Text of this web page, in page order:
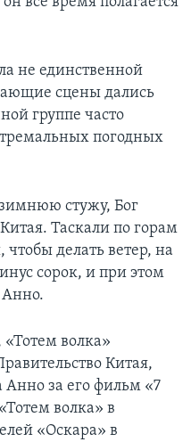
не единственной
сцены дались
группе часто
погодных
стужу, Бог
Таскали по горам
делать ветер, на
сорок, и при этом
Анно.
«Тотем волка»
Китая,
Анно за его фильм «7
волка» в
«Оскара» в